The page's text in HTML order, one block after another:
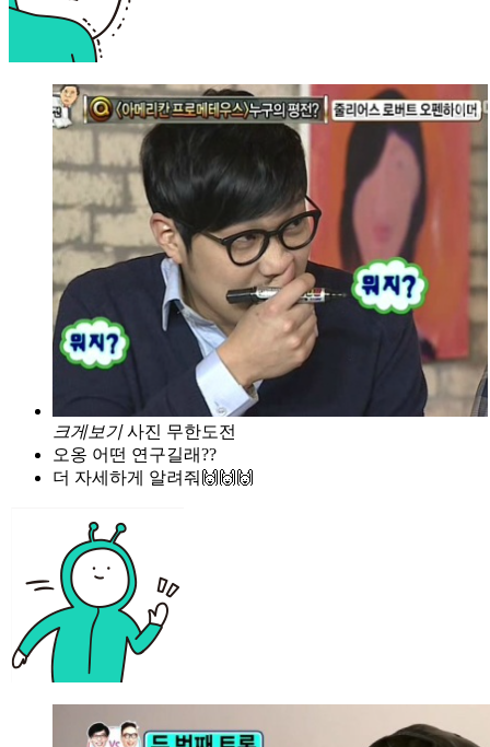
크게보기 사진 무한도전
오옹 어떤 연구길래??
더 자세하게 알려줘🙌🙌🙌